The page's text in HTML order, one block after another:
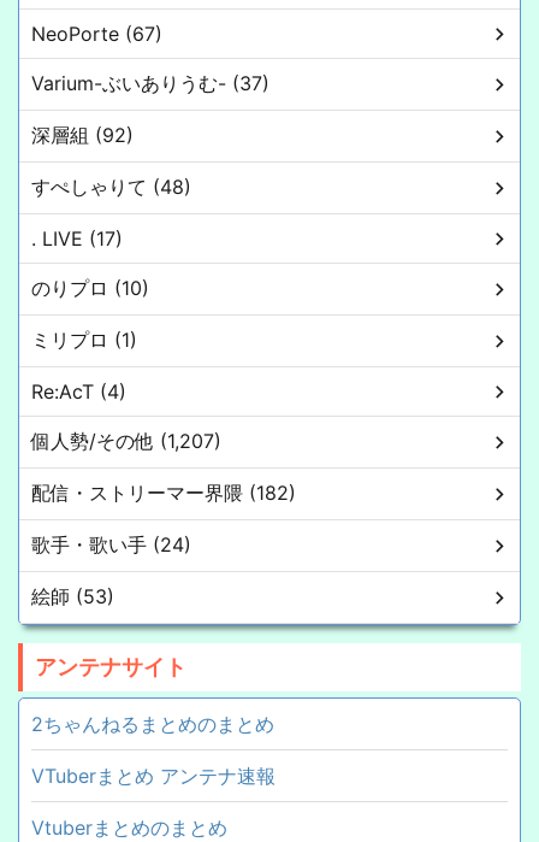
NeoPorte (67)
Varium-ぶいありうむ- (37)
深層組 (92)
すぺしゃりて (48)
. LIVE (17)
のりプロ (10)
ミリプロ (1)
Re:AcT (4)
個人勢/その他 (1,207)
配信・ストリーマー界隈 (182)
歌手・歌い手 (24)
絵師 (53)
アンテナサイト
2ちゃんねるまとめのまとめ
VTuberまとめ アンテナ速報
Vtuberまとめのまとめ